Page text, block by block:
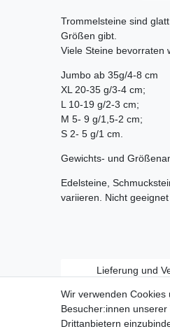
Trommelsteine sind
Größen gibt.
Viele Steine bevorraten
Jumbo ab 35g/4-8 cm
XL 20-35 g/3-4 cm;
L 10-19 g/2-3 cm;
M 5- 9 g/1,5-2 cm;
S 2- 5 g/1 cm.
Gewichts- und
Edelsteine,
variieren. Nicht
Lieferung und
Wir verwenden
Besucher:innen
Drittanbietern